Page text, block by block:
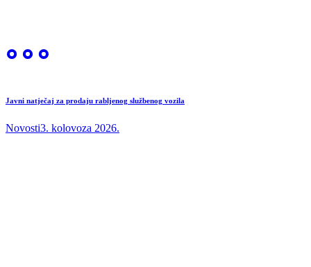
Javni natječaj za prodaju rabljenog službenog vozila
Novosti3. kolovoza 2026.